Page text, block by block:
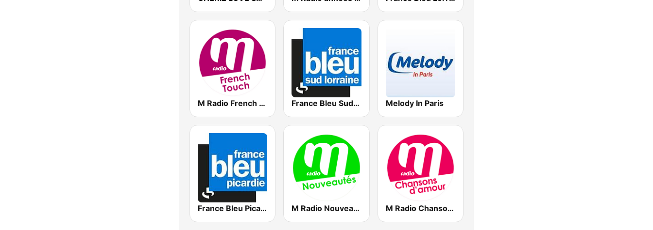
M Radio French Touch France Bleu Sud Lorraine Melody In Paris
France Bleu Picardie M Radio Nouveautés M Radio Chansons d'amour